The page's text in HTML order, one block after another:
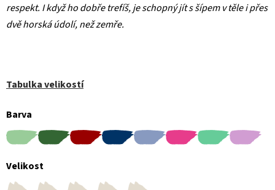
respekt. I když ho dobře trefíš, je schopný jít s šípem v těle i přes
dvě horská údolí, než zemře.
Tabulka velikostí
Barva
Velikost